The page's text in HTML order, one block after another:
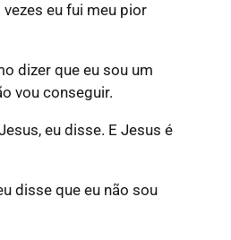
vezes eu fui meu pior
dizer que eu sou um
vou conseguir.
eu disse. E Jesus é
disse que eu não sou